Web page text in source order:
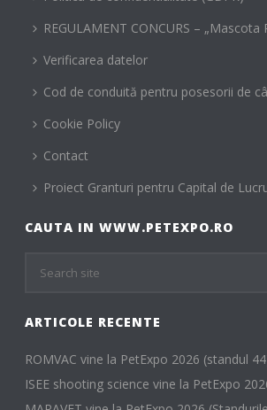
REGULAMENT CONCURS – „Mascota
Verificarea datelor
Cod de conduită pentru posesorii de
Cookie Policy
Contact
Proiect Granturi pentru Capital de
CAUTA IN WWW.PETEXPO.RO
ARTICOLE RECENTE
ROMVAC vine la PetExpo 2026 (standul
ISEE shooting science vine la PetExpo